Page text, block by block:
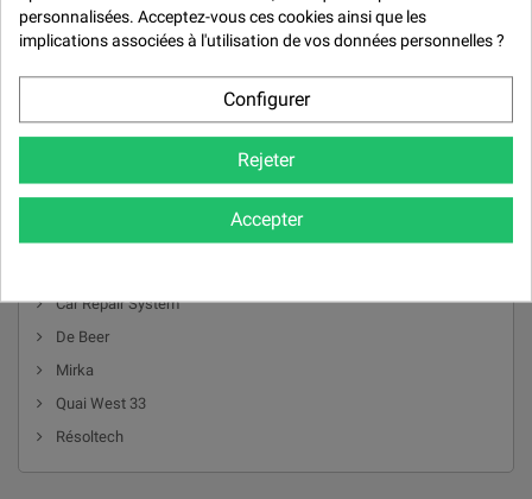
MARQUES
Car Repair System
De Beer
Mirka
Quai West 33
Résoltech
personnalisées. Acceptez-vous ces cookies ainsi que les
implications associées à l'utilisation de vos données personnelles ?
Configurer
Rejeter
Accepter